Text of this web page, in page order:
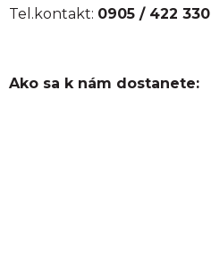
Tel.kontakt: 0905 / 422 330
Ako sa k nám dostanete: